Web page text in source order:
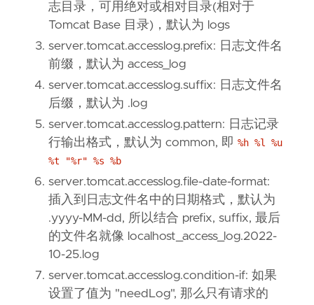
志目录，可用绝对或相对目录(相对于
Tomcat Base 目录)，默认为 logs
server.tomcat.accesslog.prefix: 日志文件名
前缀，默认为 access_log
server.tomcat.accesslog.suffix: 日志文件名
后缀，默认为 .log
server.tomcat.accesslog.pattern: 日志记录
行输出格式，默认为 common, 即 %h %l %u
%t "%r" %s %b
server.tomcat.accesslog.file-date-format:
插入到日志文件名中的日期格式，默认为
.yyyy-MM-dd, 所以结合 prefix, suffix, 最后
的文件名就像 localhost_access_log.2022-
10-25.log
server.tomcat.accesslog.condition-if: 如果
设置了值为 "needLog", 那么只有请求的